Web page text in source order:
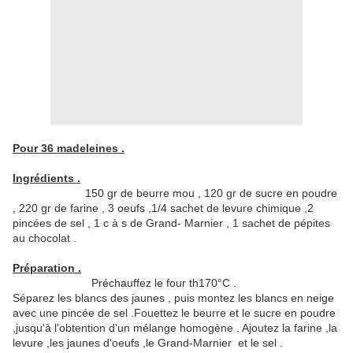
Pour 36 madeleines .
Ingrédients .
150 gr de beurre mou , 120 gr de sucre en poudre
, 220 gr de farine , 3 oeufs ,1/4 sachet de levure chimique ,2
pincées de sel , 1 c à s de Grand- Marnier , 1 sachet de pépites
au chocolat .
Préparation .
Préchauffez le four th170°C .
Séparez les blancs des jaunes , puis montez les blancs en neige
avec une pincée de sel .Fouettez le beurre et le sucre en poudre
,jusqu'à l'obtention d'un mélange homogène . Ajoutez la farine ,la
levure ,les jaunes d'oeufs ,le Grand-Marnier et le sel .